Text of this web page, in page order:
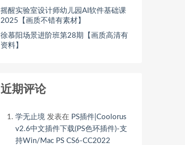
摇醒实验室设计师幼儿园AI软件基础课
2025【画质不错有素材】
徐慕阳场景进阶班第28期【画质高清有
资料】
近期评论
学无止境 发表在 PS插件|Coolorus
v2.6中文插件下载(PS色环插件)-支
持Win/Mac PS CS6-CC2022